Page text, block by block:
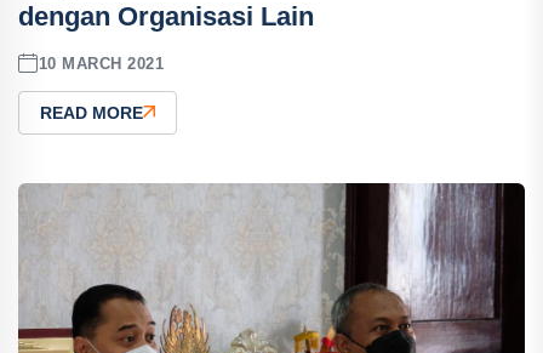
dengan Organisasi Lain
10 MARCH 2021
READ MORE